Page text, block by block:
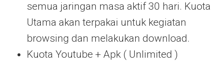
semua jaringan masa aktif 30 hari. Kuota
Utama akan terpakai untuk kegiatan
browsing dan melakukan download.
Kuota Youtube + Apk ( Unlimited )